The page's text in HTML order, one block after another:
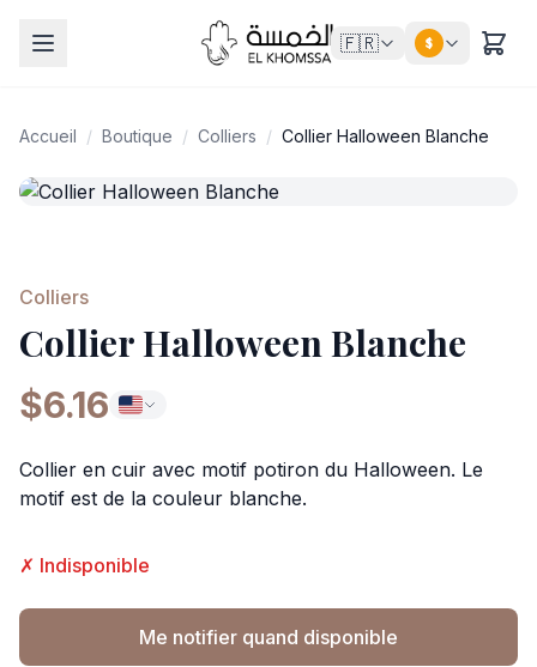
🇫🇷 $
Accueil / Boutique / Colliers / Collier Halloween Blanche
Colliers
Collier Halloween Blanche
$6.16
Collier en cuir avec motif potiron du Halloween. Le
motif est de la couleur blanche.
✗ Indisponible
Me notifier quand disponible